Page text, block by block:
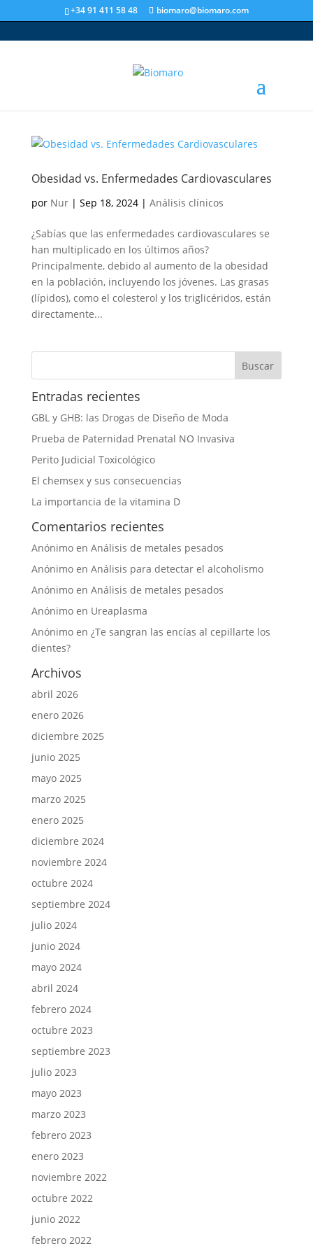
+34 91 411 58 48 biomaro@biomaro.com
Obesidad vs. Enfermedades Cardiovasculares
por Nur| Sep 18, 2024| Análisis clínicos
¿Sabías que las enfermedades cardiovasculares se
han multiplicado en los últimos años?
Principalmente, debido al aumento de la obesidad
en la población, incluyendo los jóvenes. Las grasas
(lípidos), como el colesterol y los triglicéridos, están
directamente...
Entradas recientes
GBL y GHB: las Drogas de Diseño de Moda
Prueba de Paternidad Prenatal NO Invasiva
Perito Judicial Toxicológico
El chemsex y sus consecuencias
La importancia de la vitamina D
Comentarios recientes
Anónimoen Análisis de metales pesados
Anónimoen Análisis para detectar el alcoholismo
Anónimoen Análisis de metales pesados
Anónimoen Ureaplasma
Anónimoen ¿Te sangran las encías al cepillarte los
dientes?
Archivos
abril 2026
enero 2026
diciembre 2025
junio 2025
mayo 2025
marzo 2025
enero 2025
diciembre 2024
noviembre 2024
octubre 2024
septiembre 2024
julio 2024
junio 2024
mayo 2024
abril 2024
febrero 2024
octubre 2023
septiembre 2023
julio 2023
mayo 2023
marzo 2023
febrero 2023
enero 2023
noviembre 2022
octubre 2022
junio 2022
febrero 2022